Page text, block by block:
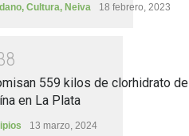
, Cultura, Neiva 18 febrero, 2023
8
559 kilos de clorhidrato de
en La Plata
13 marzo, 2024